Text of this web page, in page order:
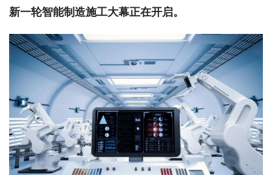
新一轮智能制造施工大幕正在开启。